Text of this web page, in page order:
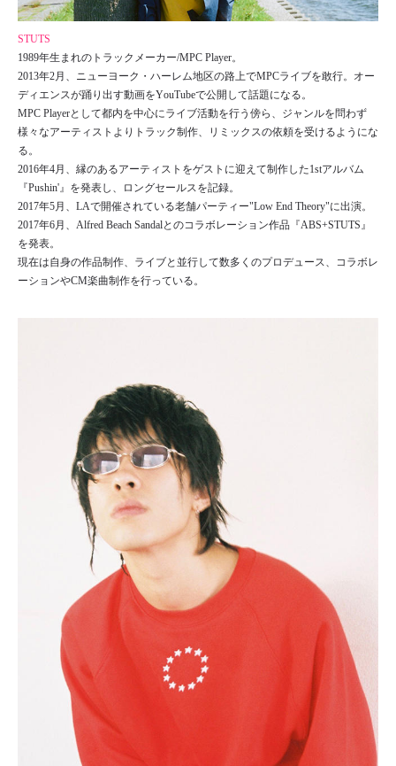
STUTS
1989年生まれのトラックメーカー/MPC Player。
2013年2月、ニューヨーク・ハーレム地区の路上でMPCライブを敢行。オー
ディエンスが踊り出す動画をYouTubeで公開して話題になる。
MPC Playerとして都内を中心にライブ活動を行う傍ら、ジャンルを問わず
様々なアーティストよりトラック制作、リミックスの依頼を受けるようにな
る。
2016年4月、縁のあるアーティストをゲストに迎えて制作した1stアルバム
『Pushin'』を発表し、ロングセールスを記録。
2017年5月、LAで開催されている老舗パーティー"Low End Theory"に出演。
2017年6月、Alfred Beach Sandalとのコラボレーション作品『ABS+STUTS』
を発表。
現在は自身の作品制作、ライブと並行して数多くのプロデュース、コラボレ
ーションやCM楽曲制作を行っている。